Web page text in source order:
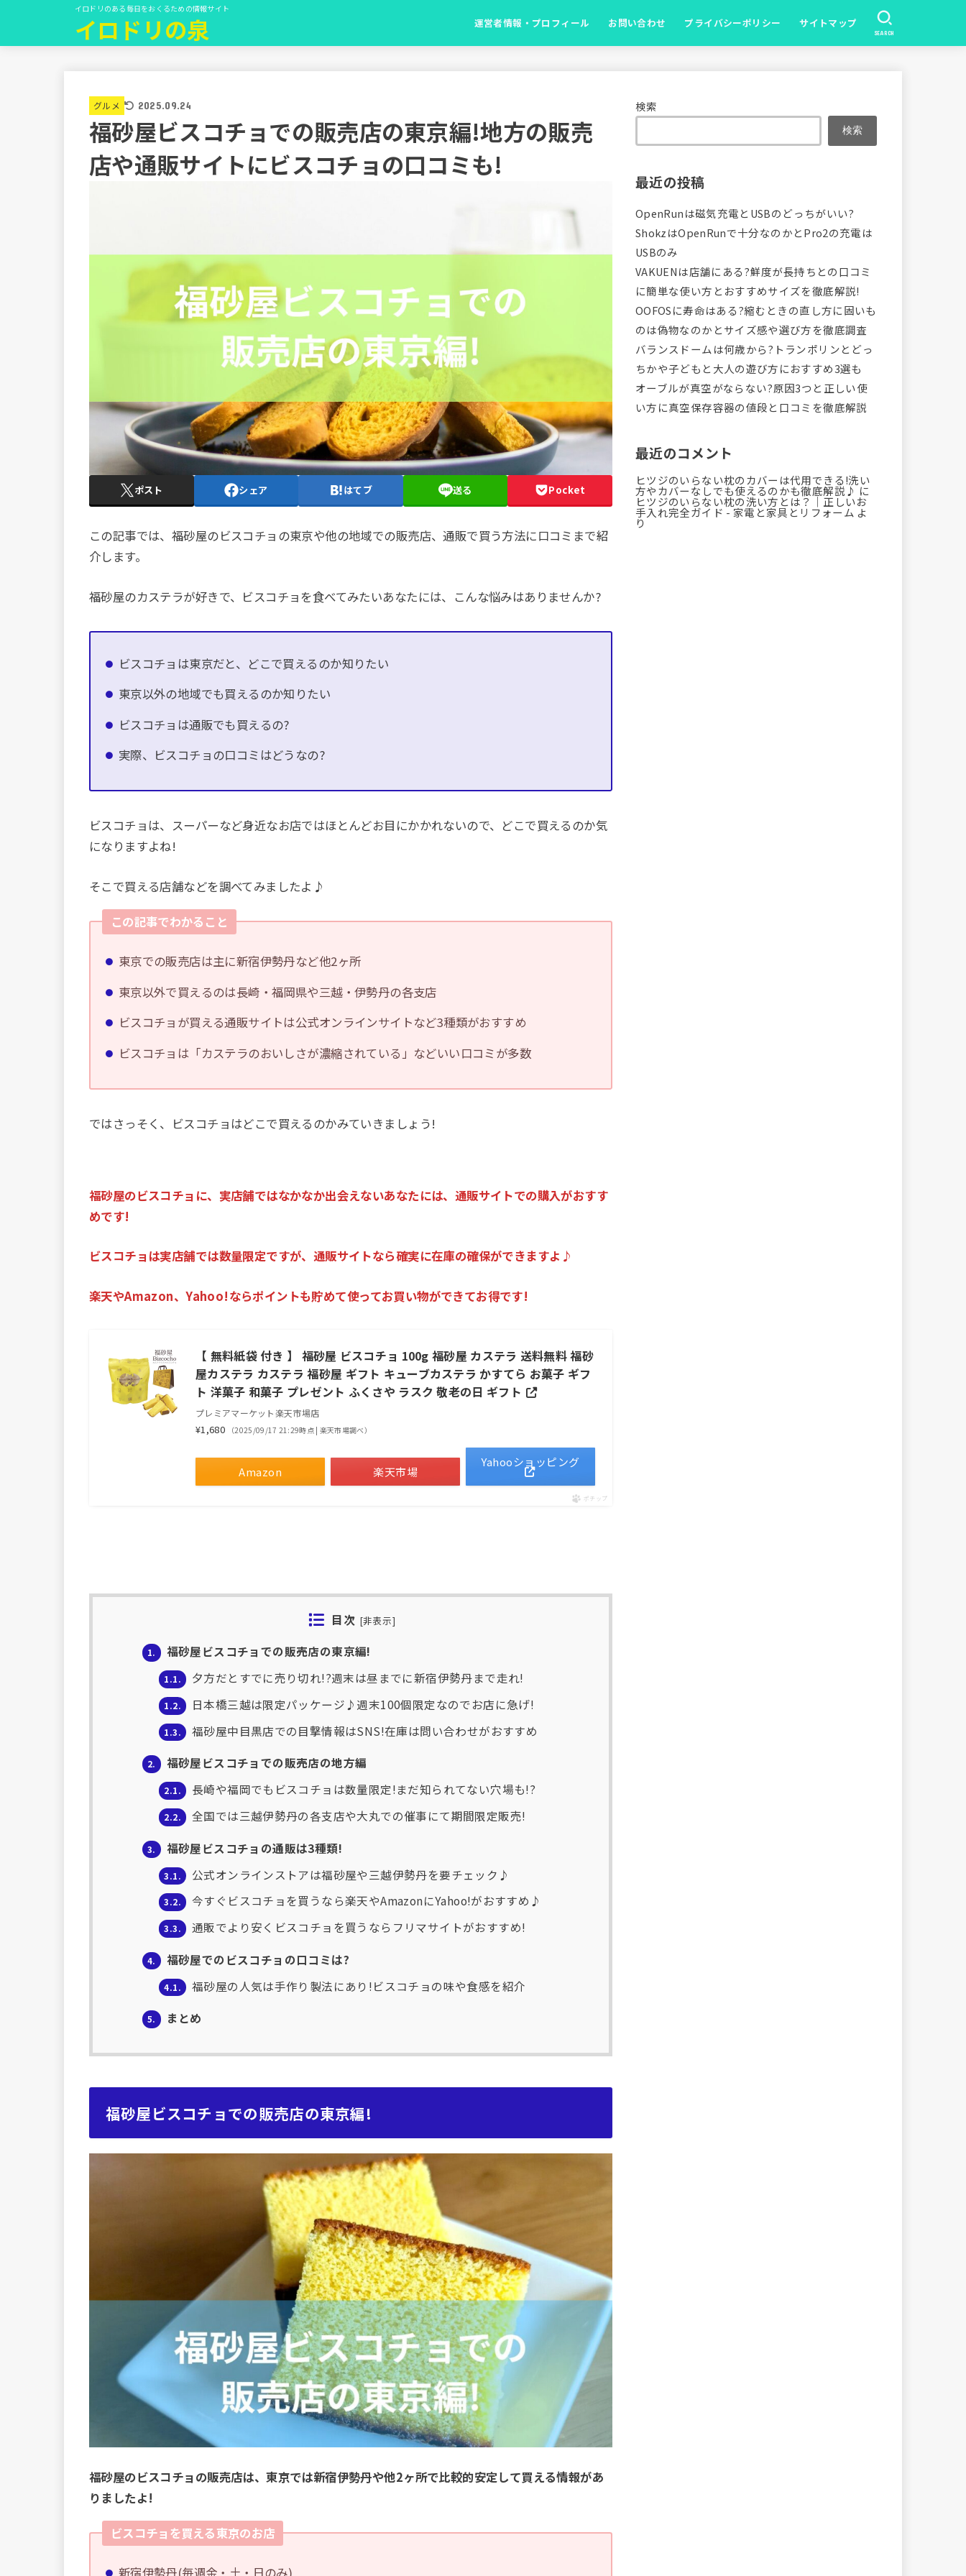
イロドリのある毎日をおくるための情報サイト
イロドリの泉 運営者情報・プロフィール お問い合わせ プライバシーポリシー サイトマップ
SEARCH
グルメ 2025.09.24
福砂屋ビスコチョでの販売店の東京編!地方の販売
店や通販サイトにビスコチョの口コミも!
ポスト シェア はてブ 送る Pocket
この記事では、福砂屋のビスコチョの東京や他の地域での販売店、通販で買う方法に口コミまで紹
介します。
福砂屋のカステラが好きで、ビスコチョを食べてみたいあなたには、こんな悩みはありませんか?
ビスコチョは東京だと、どこで買えるのか知りたい
東京以外の地域でも買えるのか知りたい
ビスコチョは通販でも買えるの?
実際、ビスコチョの口コミはどうなの?
ビスコチョは、スーパーなど身近なお店ではほとんどお目にかかれないので、どこで買えるのか気
になりますよね!
そこで買える店舗などを調べてみましたよ♪
この記事でわかること
東京での販売店は主に新宿伊勢丹など他2ヶ所
東京以外で買えるのは長崎・福岡県や三越・伊勢丹の各支店
ビスコチョが買える通販サイトは公式オンラインサイトなど3種類がおすすめ
ビスコチョは「カステラのおいしさが濃縮されている」などいい口コミが多数
ではさっそく、ビスコチョはどこで買えるのかみていきましょう!
福砂屋のビスコチョに、実店舗ではなかなか出会えないあなたには、通販サイトでの購入がおすす
めです!
ビスコチョは実店舗では数量限定ですが、通販サイトなら確実に在庫の確保ができますよ♪
楽天やAmazon、Yahoo!ならポイントも貯めて使ってお買い物ができてお得です!
【 無料紙袋 付き 】 福砂屋 ビスコチョ 100g 福砂屋 カステラ 送料無料 福砂
屋カステラ カステラ 福砂屋 ギフト キューブカステラ かすてら お菓子 ギフ
ト 洋菓子 和菓子 プレゼント ふくさや ラスク 敬老の日 ギフト
プレミアマーケット楽天市場店
¥1,680 （2025/09/17 21:29時点 | 楽天市場調べ）
Amazon 楽天市場
Yahooショッピング
ポチップ
目次 [非表示]
1. 福砂屋ビスコチョでの販売店の東京編!
1.1. 夕方だとすでに売り切れ!?週末は昼までに新宿伊勢丹まで走れ!
1.2. 日本橋三越は限定パッケージ♪週末100個限定なのでお店に急げ!
1.3. 福砂屋中目黒店での目撃情報はSNS!在庫は問い合わせがおすすめ
2. 福砂屋ビスコチョでの販売店の地方編
2.1. 長崎や福岡でもビスコチョは数量限定!まだ知られてない穴場も!?
2.2. 全国では三越伊勢丹の各支店や大丸での催事にて期間限定販売!
3. 福砂屋ビスコチョの通販は3種類!
3.1. 公式オンラインストアは福砂屋や三越伊勢丹を要チェック♪
3.2. 今すぐビスコチョを買うなら楽天やAmazonにYahoo!がおすすめ♪
3.3. 通販でより安くビスコチョを買うならフリマサイトがおすすめ!
4. 福砂屋でのビスコチョの口コミは?
4.1. 福砂屋の人気は手作り製法にあり!ビスコチョの味や食感を紹介
5. まとめ
福砂屋ビスコチョでの販売店の東京編!
福砂屋のビスコチョの販売店は、東京では新宿伊勢丹や他2ヶ所で比較的安定して買える情報があ
りましたよ!
ビスコチョを買える東京のお店
検索
検索
最近の投稿
OpenRunは磁気充電とUSBのどっちがいい?
ShokzはOpenRunで十分なのかとPro2の充電は
USBのみ
VAKUENは店舗にある?鮮度が長持ちとの口コミ
に簡単な使い方とおすすめサイズを徹底解説!
OOFOSに寿命はある?縮むときの直し方に固いも
のは偽物なのかとサイズ感や選び方を徹底調査
バランスドームは何歳から?トランポリンとどっ
ちかや子どもと大人の遊び方におすすめ3選も
オーブルが真空がならない?原因3つと正しい使
い方に真空保存容器の値段と口コミを徹底解説
最近のコメント
ヒツジのいらない枕のカバーは代用できる!洗い
方やカバーなしでも使えるのかも徹底解説♪に
ヒツジのいらない枕の洗い方とは？｜正しいお
手入れ完全ガイド - 家電と家具とリフォーム よ
り